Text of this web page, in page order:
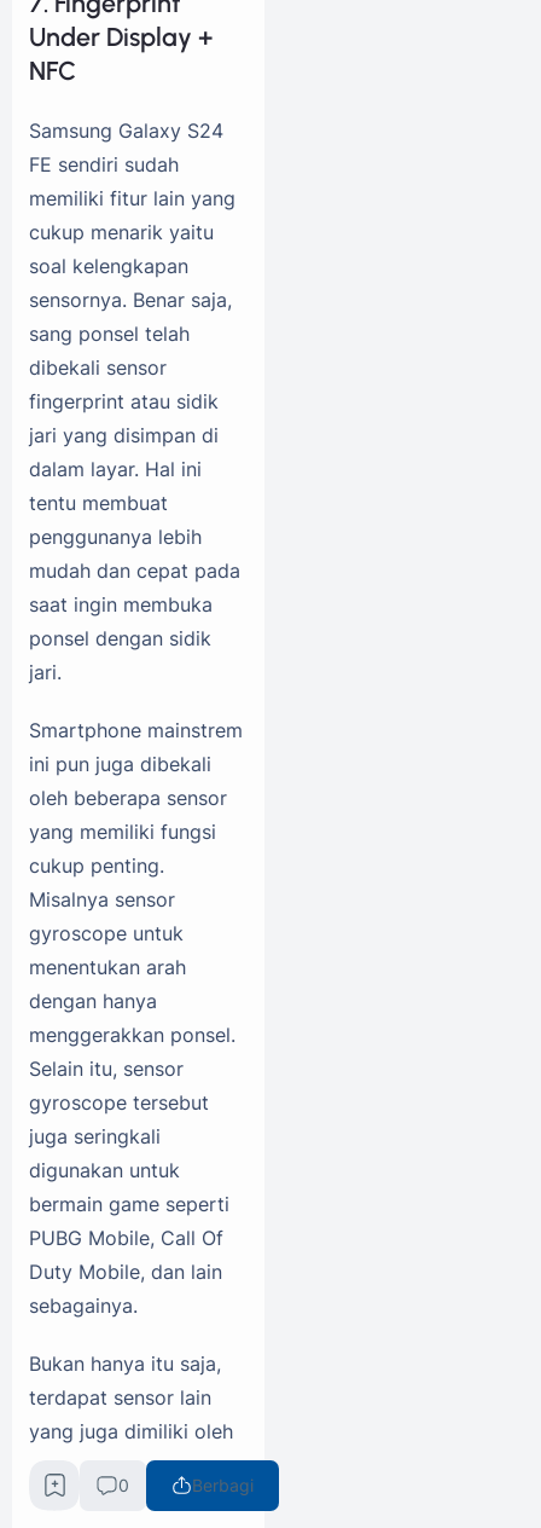
Under Display +
NFC
Samsung Galaxy S24
FE sendiri sudah
memiliki fitur lain yang
cukup menarik yaitu
soal kelengkapan
sensornya. Benar saja,
sang ponsel telah
dibekali sensor
fingerprint atau sidik
jari yang disimpan di
dalam layar. Hal ini
tentu membuat
penggunanya lebih
mudah dan cepat pada
saat ingin membuka
ponsel dengan sidik
jari.
Smartphone mainstrem
ini pun juga dibekali
oleh beberapa sensor
yang memiliki fungsi
cukup penting.
Misalnya sensor
gyroscope untuk
menentukan arah
dengan hanya
menggerakkan ponsel.
Selain itu, sensor
gyroscope tersebut
juga seringkali
digunakan untuk
bermain game seperti
PUBG Mobile, Call Of
Duty Mobile, dan lain
sebagainya.
Bukan hanya itu saja,
terdapat sensor lain
yang juga dimiliki oleh
Samsung Galaxy S24
FE ini adalah
0 Berbagi